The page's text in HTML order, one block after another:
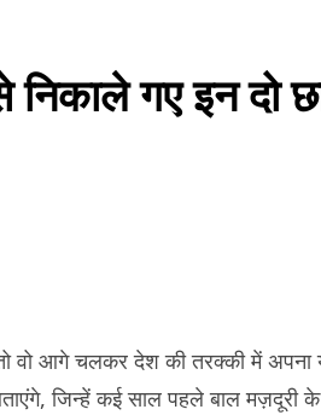
गए इन दो
वो आगे चलकर देश की तरक्की में अपना
जिन्हें कई साल पहले बाल